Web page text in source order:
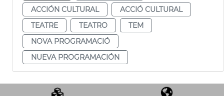
ACCIÓN CULTURAL
ACCIÓ CULTURAL
TEATRE
TEATRO
TEM
NOVA PROGRAMACIÓ
NUEVA PROGRAMACIÓN